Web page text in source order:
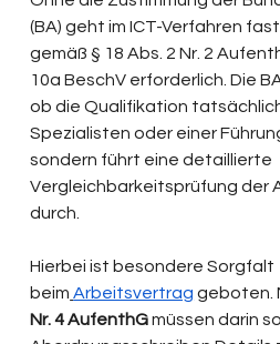
(BA) geht im ICT-Verfahren
gemäß § 18 Abs. 2 Nr. 2
10a BeschV erforderlich. Die
ob die Qualifikation
Spezialisten oder einer
sondern führt eine detaillierte
Vergleichbarkeitsprüfung der
durch.
Hierbei ist besondere Sorgfalt
beim Arbeitsvertrag geboten.
Nr. 4 AufenthG müssen darin